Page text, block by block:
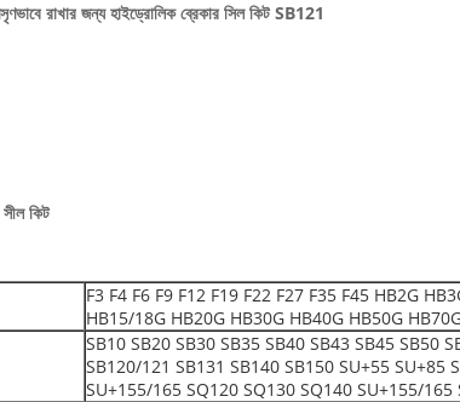
রাখার জন্য হাইড্রোলিক ব্রেকার সিল কিট SB121
কিট
F3 F4 F6 F9 F12 F19 F22 F27 F35 F45 HB2G
HB15/18G HB20G HB30G HB40G HB50G
SB10 SB20 SB30 SB35 SB40 SB43 SB45 SB50
SB120/121 SB131 SB140 SB150 SU+55 SU+85
SU+155/165 SQ120 SQ130 SQ140 SU+155/165